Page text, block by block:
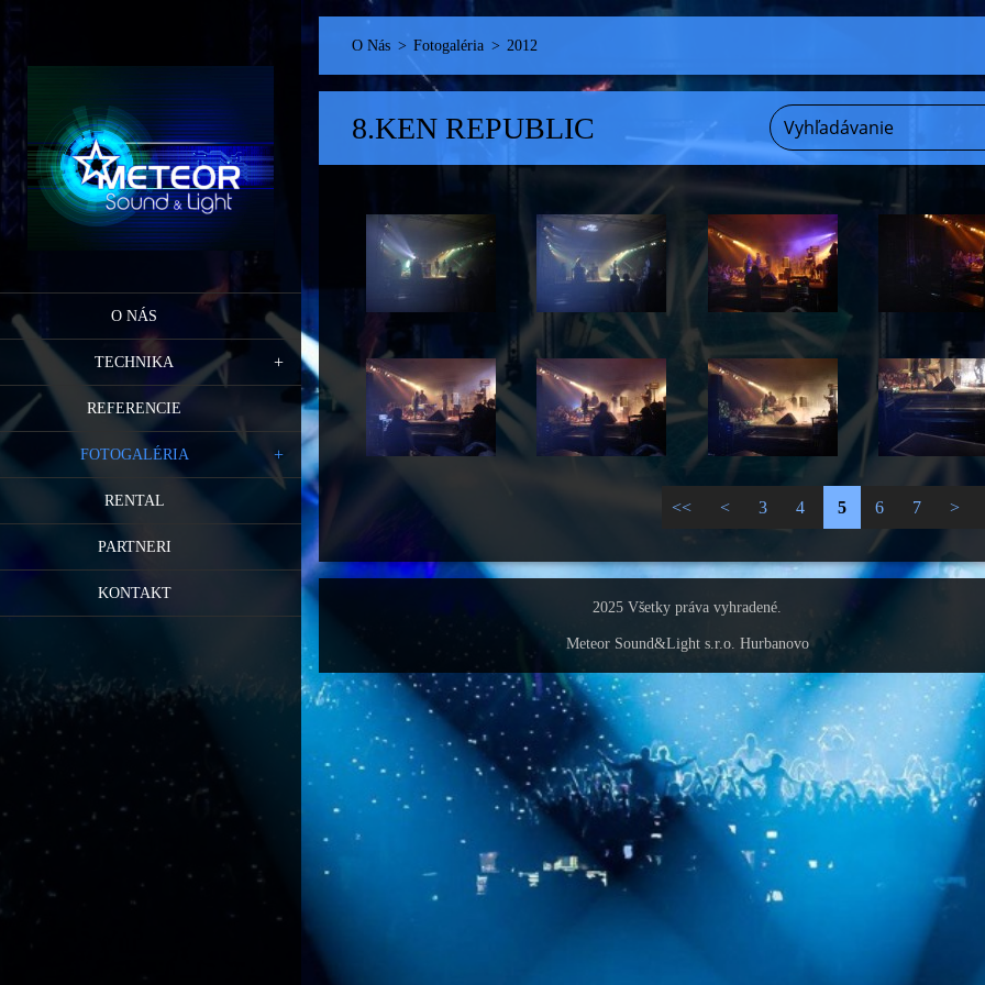
O NÁS
TECHNIKA
REFERENCIE
FOTOGALÉRIA
RENTAL
PARTNERI
KONTAKT
O Nás > Fotogaléria > 2012
8.KEN REPUBLIC
<< < 3 4 5 6 7 >
2025 Všetky práva vyhradené.
Meteor Sound&Light s.r.o. Hurbanovo